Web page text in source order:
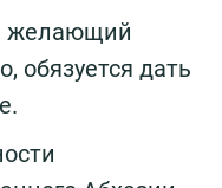
желающий
обязуется дать